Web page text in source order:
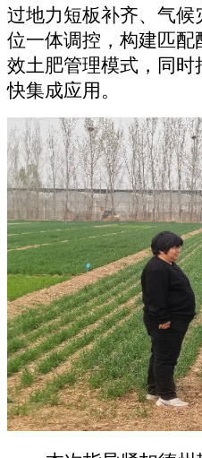
过地力短板补齐、气
位一体调控，构建匹配
效土肥管理模式， 同时
快集成应用。